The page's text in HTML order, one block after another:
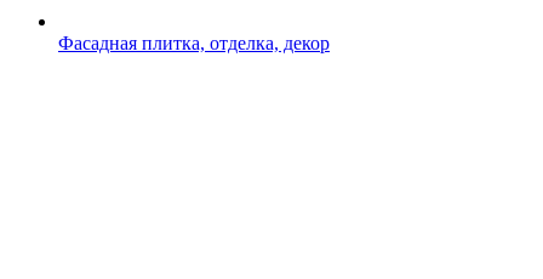
Фасадная плитка, отделка, декор